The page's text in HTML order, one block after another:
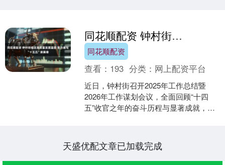
同花顺配资 钟村街锚定高质量发展蓝图 聚力谱写“十五五”新篇章
同花顺配资
查看： 193 分类： 网上配资平台
近日，钟村街召开2025年工作总结暨
2026年工作谋划会议，全面回顾“十四
五”收官之年的奋斗历程与显著成就，擘
天盛优配文章已加载完成